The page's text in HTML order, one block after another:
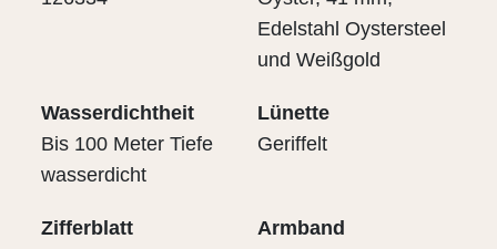
Edelstahl Oystersteel
und Weißgold
Wasserdichtheit
Bis 100 Meter Tiefe
wasserdicht
Lünette
Geriffelt
Zifferblatt
Armband